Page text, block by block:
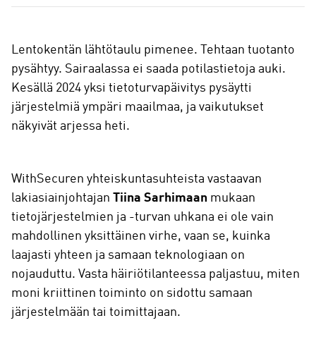
a
Lentokentän lähtötaulu pimenee. Tehtaan tuotanto
pysähtyy. Sairaalassa ei saada potilastietoja auki.
Kesällä 2024 yksi tietoturvapäivitys pysäytti
järjestelmiä ympäri maailmaa, ja vaikutukset
näkyivät arjessa heti.
WithSecuren yhteiskuntasuhteista vastaavan
lakiasiainjohtajan Tiina Sarhimaan mukaan
tietojärjestelmien ja -turvan uhkana ei ole vain
mahdollinen yksittäinen virhe, vaan se, kuinka
laajasti yhteen ja samaan teknologiaan on
nojauduttu. Vasta häiriötilanteessa paljastuu, miten
moni kriittinen toiminto on sidottu samaan
järjestelmään tai toimittajaan.